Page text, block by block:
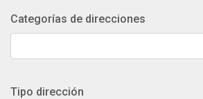
Categorías de direcciones
Tipo dirección